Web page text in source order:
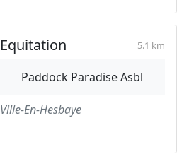
Equitation 5.1 km
Paddock Paradise Asbl
Ville-En-Hesbaye